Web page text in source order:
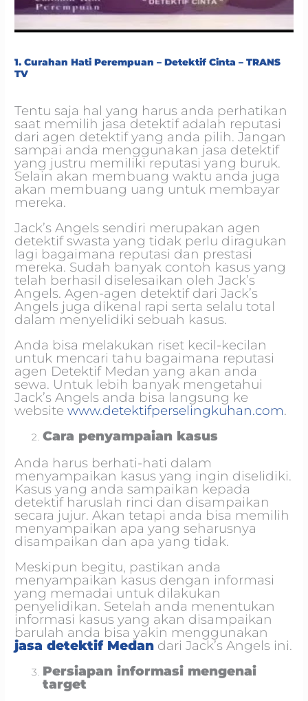
1. Curahan Hati Perempuan – Detektif Cinta – TRANS
TV
Tentu saja hal yang harus anda perhatikan
saat memilih jasa detektif adalah reputasi
dari agen detektif yang anda pilih. Jangan
sampai anda menggunakan jasa detektif
yang justru memiliki reputasi yang buruk.
Selain akan membuang waktu anda juga
akan membuang uang untuk membayar
mereka.
Jack’s Angels sendiri merupakan agen
detektif swasta yang tidak perlu diragukan
lagi bagaimana reputasi dan prestasi
mereka. Sudah banyak contoh kasus yang
telah berhasil diselesaikan oleh Jack’s
Angels. Agen-agen detektif dari Jack’s
Angels juga dikenal rapi serta selalu total
dalam menyelidiki sebuah kasus.
Anda bisa melakukan riset kecil-kecilan
untuk mencari tahu bagaimana reputasi
agen Detektif Medan yang akan anda
sewa. Untuk lebih banyak mengetahui
Jack’s Angels anda bisa langsung ke
websitewww.detektifperselingkuhan.com.
Cara penyampaian kasus
Anda harus berhati-hati dalam
menyampaikan kasus yang ingin diselidiki.
Kasus yang anda sampaikan kepada
detektif haruslah rinci dan disampaikan
secara jujur. Akan tetapi anda bisa memilih
menyampaikan apa yang seharusnya
disampaikan dan apa yang tidak.
Meskipun begitu, pastikan anda
menyampaikan kasus dengan informasi
yang memadai untuk dilakukan
penyelidikan. Setelah anda menentukan
informasi kasus yang akan disampaikan
barulah anda bisa yakin menggunakan
jasa detektif Medan dari Jack’s Angels ini.
Persiapan informasi mengenai
target